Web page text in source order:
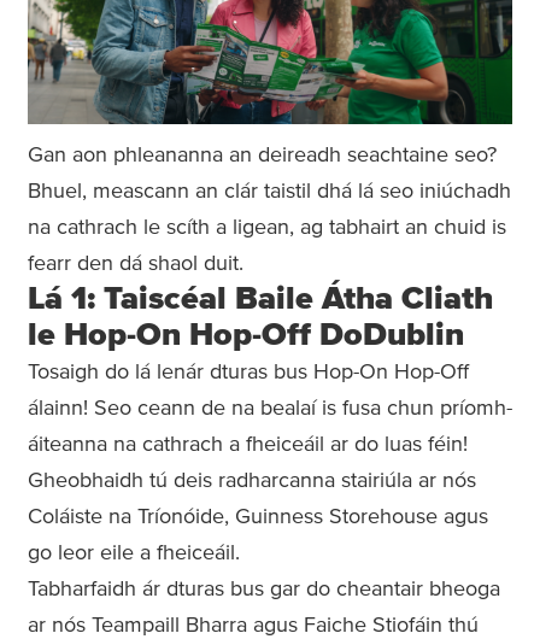
Gan aon phleananna an deireadh seachtaine seo?
Bhuel, meascann an clár taistil dhá lá seo iniúchadh
na cathrach le scíth a ligean, ag tabhairt an chuid is
fearr den dá shaol duit.
Lá 1: Taiscéal Baile Átha Cliath
le Hop-On Hop-Off DoDublin
Tosaigh do lá lenár dturas bus Hop-On Hop-Off
álainn! Seo ceann de na bealaí is fusa chun príomh-
áiteanna na cathrach a fheiceáil ar do luas féin!
Gheobhaidh tú deis radharcanna stairiúla ar nós
Coláiste na Tríonóide, Guinness Storehouse agus
go leor eile a fheiceáil.
Tabharfaidh ár dturas bus gar do cheantair bheoga
ar nós Teampaill Bharra agus Faiche Stiofáin thú